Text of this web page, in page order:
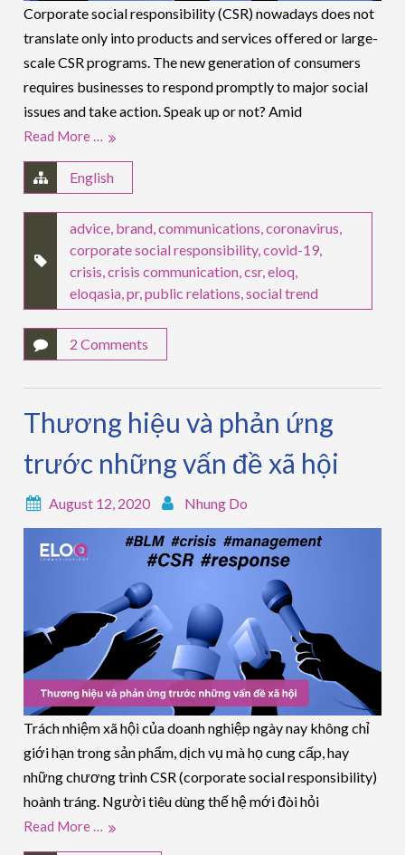
Corporate social responsibility (CSR) nowadays does not
translate only into products and services offered or large-
scale CSR programs. The new generation of consumers
requires businesses to respond promptly to major social
issues and take action. Speak up or not? Amid
Read More …
English
advice brand ,communications ,coronavirus
corporate social responsibility,covid-19
crisis ,crisis communication ,csr,eloq
eloqasia ,pr,public relations ,social trend
2 Comments
Thương hiệu và phản ứng
trước những vấn đề xã hội
August 12, 2020 Nhung Do
Trách nhiệm xã hội của doanh nghiệp ngày nay không chỉ
giới hạn trong sản phẩm, dịch vụ mà họ cung cấp, hay
những chương trình CSR (corporate social responsibility)
hoành tráng. Người tiêu dùng thế hệ mới đòi hỏi
Read More …